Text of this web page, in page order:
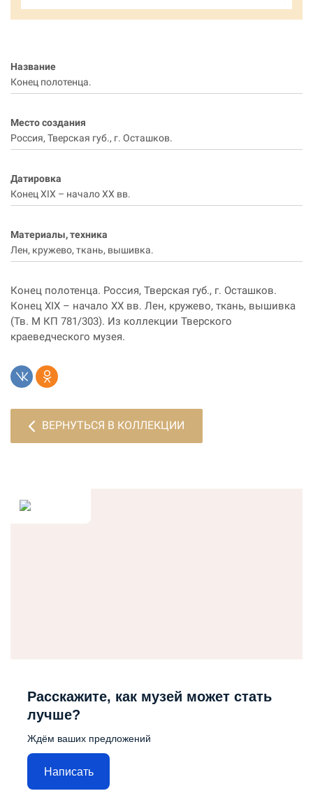
Название
Конец полотенца.
Место создания
Россия, Тверская губ., г. Осташков.
Датировка
Конец XIX – начало ХХ вв.
Материалы, техника
Лен, кружево, ткань, вышивка.
Конец полотенца. Россия, Тверская губ., г. Осташков.
Конец XIX – начало ХХ вв. Лен, кружево, ткань, вышивка
(Тв. М КП 781/303). Из коллекции Тверского
краеведческого музея.
ВЕРНУТЬСЯ В КОЛЛЕКЦИИ
Расскажите, как музей может стать
лучше?
Ждём ваших предложений
Написать